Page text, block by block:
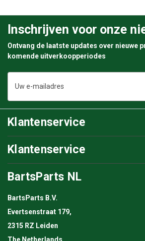
Inschrijven voor onze
Ontvang de laatste updates over nieuwe
komende uitverkoopperiodes
mailadres
Klantenservice
Klantenservice
BartsParts NL
BartsParts B.V.
Evertsenstraat 179,
2315 RZ Leiden